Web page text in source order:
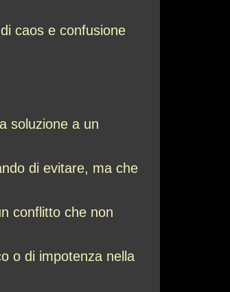
caos e confusione
soluzione a un
di evitare, ma che
conflitto che non
o di impotenza nella